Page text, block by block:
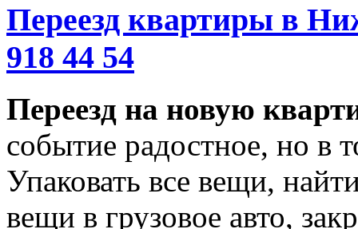
Переезд квартиры в
918 44 54
Переезд на новую
событие радостное, но в
Упаковать все вещи,
вещи в грузовое авто,